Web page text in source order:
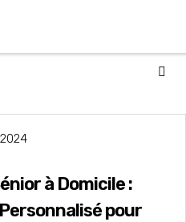
à Domicile :
pour